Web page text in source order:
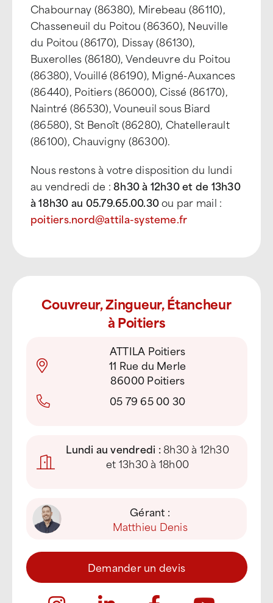
Chabournay (86380), Mirebeau (86110),
Chasseneuil du Poitou (86360), Neuville
du Poitou (86170), Dissay (86130),
Buxerolles (86180), Vendeuvre du Poitou
(86380), Vouillé (86190), Migné-Auxances
(86440), Poitiers (86000), Cissé (86170),
Naintré (86530), Vouneuil sous Biard
(86580), St Benoît (86280), Chatellerault
(86100), Chauvigny (86300).
Nous restons à votre disposition du lundi
au vendredi de :8h30 à 12h30 et de 13h30
à 18h30 au 05.79.65.00.30ou par mail :
poitiers.nord@attila-systeme.fr
Couvreur, Zingueur, Étancheur
à Poitiers
ATTILA Poitiers
11 Rue du Merle
86000 Poitiers
05 79 65 00 30
Lundi au vendredi :8h30 à 12h30
et 13h30 à 18h00
Gérant :
Matthieu Denis
Demander un devis